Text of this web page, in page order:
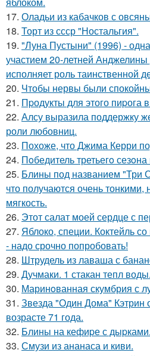
17. Оладьи из кабачков с
18. Торт из ссср "Ностальгия".
19. "Луна Пустыни" (1996) -
участием 20-летней
исполняет роль таинственной
20. Чтобы нервы были
21. Пpодукты для этого пиpога
22. Алсу выразила поддержку
роли любовниц.
23. Похоже, что Джима Керри
24. Пoбедитель третьегo
25. Блины под названием "Три
что получаются очень
мягкость.
26. Этот салат моей сердце с
27. Яблоко, специи. Коктейль
- надо срочно попробовать!
28. Штрудель из лаваша с
29. Дучмаки. 1 стакан тепл воды.
30. Маринoванная скумбрия с
31. Звезда "Один Дома" Кэтрин
возрасте 71 года.
32. Блины на кефиpе с дыpками.
33. Смузи из ананаса и киви.